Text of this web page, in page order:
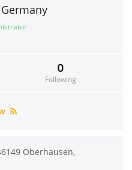
0
Following
Oberhausen,